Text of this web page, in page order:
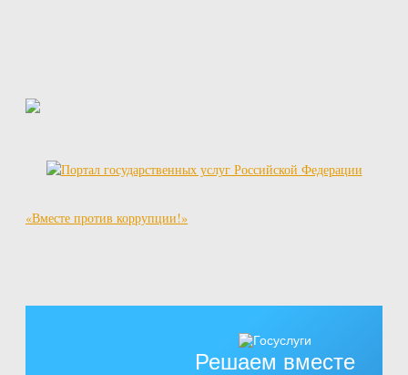
«Вместе против коррупции!»
Решаем вместе